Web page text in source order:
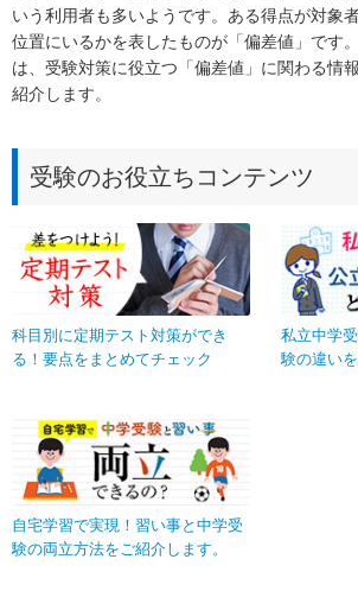
いう利用者も多いようです。ある得点が対象
位置にいるかを表したものが「偏差値」です
は、受験対策に役立つ「偏差値」に関わる情
紹介します。
受験のお役立ちコンテンツ
科目別に定期テスト対策ができ
る！要点をまとめてチェック
私立中学
験の違い
自宅学習で実現！習い事と中学受
験の両立方法をご紹介します。